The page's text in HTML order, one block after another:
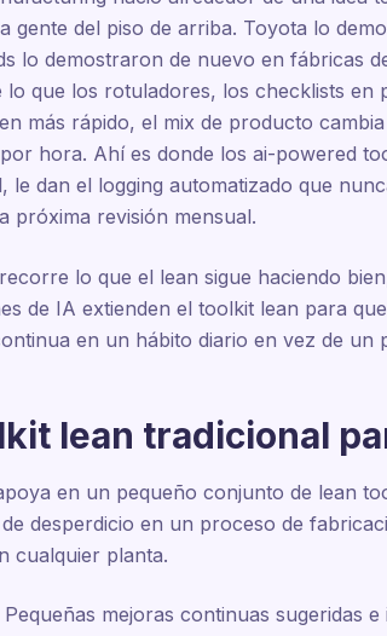
gente del piso de arriba. Toyota lo
lo demostraron de nuevo en fábricas
lo que los rotuladores, los checklists en
más rápido, el mix de producto
hora. Ahí es donde los ai-powered
le dan el logging automatizado que
próxima revisión mensual.
lo que el lean sigue haciendo
de IA extienden el toolkit lean para
en un hábito diario en vez de un
lean tradicional
en un pequeño conjunto de lean
desperdicio en un proceso de
cualquier planta.
Pequeñas mejoras continuas sugeridas